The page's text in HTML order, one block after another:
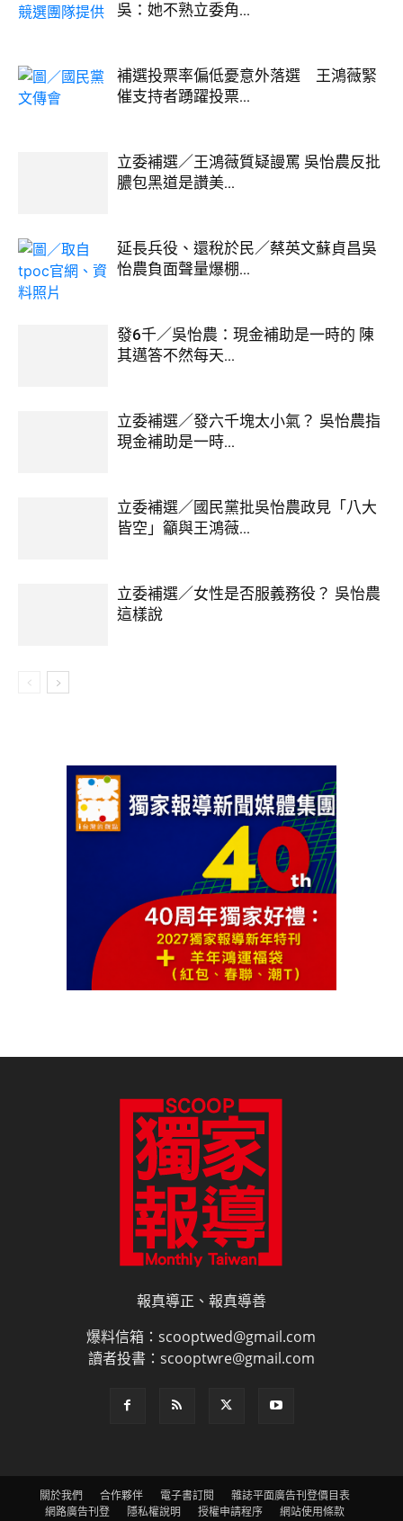
吳：她不熟立委角...
補選投票率偏低憂意外落選 王鴻薇緊
催支持者踴躍投票...
立委補選／王鴻薇質疑謾罵 吳怡農反批
膿包黑道是讚美...
延長兵役、還稅於民／蔡英文蘇貞昌吳
怡農負面聲量爆棚...
發6千／吳怡農：現金補助是一時的 陳
其邁答不然每天...
立委補選／發六千塊太小氣？ 吳怡農指
現金補助是一時...
立委補選／國民黨批吳怡農政見「八大
皆空」籲與王鴻薇...
立委補選／女性是否服義務役？ 吳怡農
這樣說
報真導正、報真導善
爆料信箱：scooptwed@gmail.com
讀者投書：scooptwre@gmail.com
關於我們 合作夥伴 電子書訂閱
雜誌平面廣告刊登價目表
網路廣告刊登
隱私權說明 授權申請程序
網站使用條款